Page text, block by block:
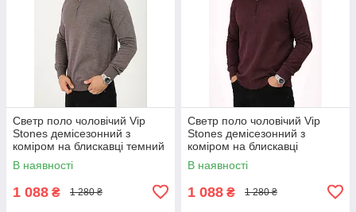
Светр поло чоловічий Vip
Stones демісезонний з
коміром на блискавці темний
беж
В наявності
1 088 ₴ 1 280 ₴
Светр поло чоловічий Vip
Stones демісезонний з
коміром на блискавці
бордовий
В наявності
1 088 ₴ 1 280 ₴